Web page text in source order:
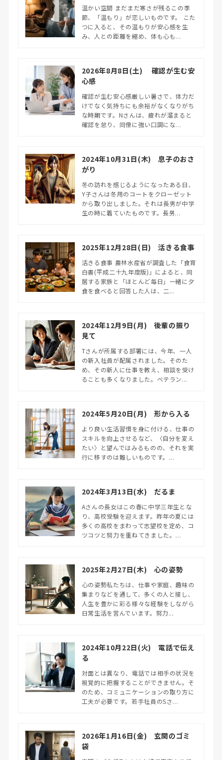
温かい空間 まだまだ寒さが残るこの季
節、「温もり」が恋しいものです。 こた
つに入ると、その温もりが安心感を生
み、人との距離を縮め、体も心も...
2026年8月8日(土) 確認が生む安
心感
確認が生む安心感厳しい暑さで、体力だ
けでなく気持ちにも余裕がなくなりがち
な時期です。Nさんは、疲れが溜まると
確認を怠り、同僚に強い口調にな...
2024年10月31日(木) 息子のおさ
がり
冬の訪れを感じるようになったある日、
Y子さんは冬用のコートをクローゼット
から取り出しました。それは長男が中学
生の時に着ていたものです。長男...
2025年12月28日(日) 活きる食事
活きる食事 農林水産省が調査した「食育
白書(平成二十九年度版)」によると、同
居する家族と「ほとんど毎日」一緒に夕
食を食べると回答した人は、二...
2024年12月9日(月) 後輩の振り
見て
Tさんが所属する部署には、今年、一人
の新入社員が配属されました。そのた
め、その新人に仕事を教え、相談を受け
ることも多くなりました。ベテラン...
2024年5月20日(月) 形から入る
より良い生活習慣を身に付ける、仕事の
スキルを向上させるなど、〈自分を変え
たい〉と望んではみるものの、それを実
行に移すのは難しいものです。...
2024年3月13日(水) だるま
Aさんの長女はこの春に中学三年生とな
り、高校受験を迎えます。昨年の夏には
多くの高校をまわって志望校を定め、コ
ツコツと努力を重ねてきました。...
2025年2月27日(木) 心の姿勢
心の姿勢私たちは、仕事や家庭、趣味の
集まりなどを通して、多くの人と接し、
人生を豊かに彩る様々な経験をしながら
日常生活を営んでいます。努力...
2024年10月22日(火) 電話で伝え
る
対面とは異なり、電話では相手の状況を
視覚的に把握することができません。そ
のため、コミュニケーションの取り方に
工夫が必要です。若手社員のSさ...
2026年1月16日(金) 玄関のゴミ
袋